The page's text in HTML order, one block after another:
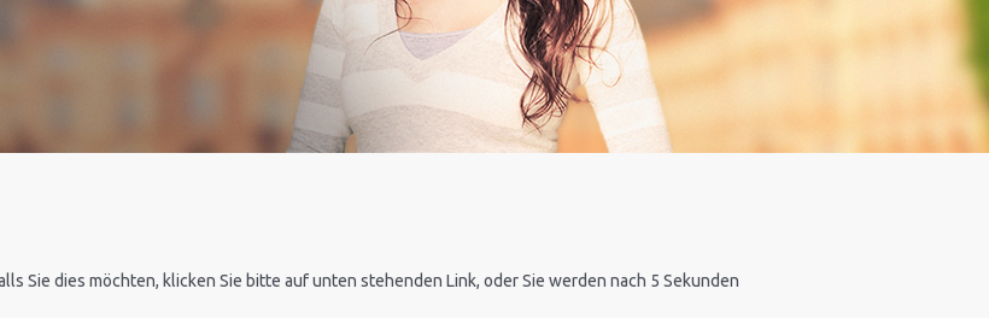
Sie dies möchten, klicken Sie bitte auf unten stehenden Link, oder Sie werden nach 5 Sekunden